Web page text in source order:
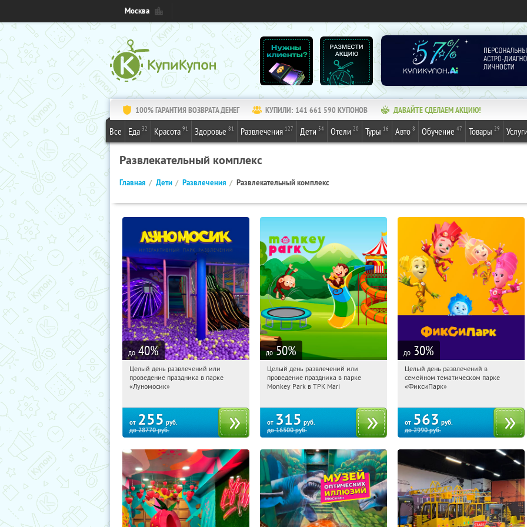
Москва
100% ГАРАНТИЯ ВОЗВРАТА ДЕНЕГ КУПИЛИ: 141 661 590КУПОНОВ ДАВАЙТЕ СДЕЛАЕМ АКЦИЮ!
Все Еда 32 Красота 91 Здоровье 81 Развлечения 127 Дети 54 Отели 20 Туры 16 Авто 8 Обучение 47 Товары 29 Услуги
Развлекательный комплекс
Главная Дети Развлечения Развлекательный комплекс
до 40%
17:31:14 Купили:
Чертановская
Целый день развлечений или
проведение праздника в парке
«Луномосик»
от 255 руб.
до28770руб.
до 50%
17:31:14 Купили:
Братиславская
Целый день развлечений или
проведение праздника в парке
Monkey Park в ТРК Mari
от 315 руб.
до16500руб.
до 30%
17:31:14 Купили:
Лубянка
Целый день развлечений в
семейном тематическом парке
«ФиксиПарк»
от 563 руб.
до2990руб.